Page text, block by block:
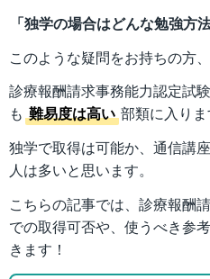
「独学の場合はどんな勉強方
このような疑問をお持ちの方
診療報酬請求事務能力認定試
も 難易度は高い 部類に入りま
独学で取得は可能か、通信講
人は多いと思います。
こちらの記事では、診療報酬
での取得可否や、使うべき参
きます！